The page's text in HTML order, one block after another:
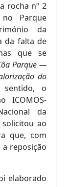
rocha nº 2
Parque
da
da falta de
que se
Parque —
do
sentido, o
ICOMOS-
da
solicitou ao
que, com
reposição
elaborado